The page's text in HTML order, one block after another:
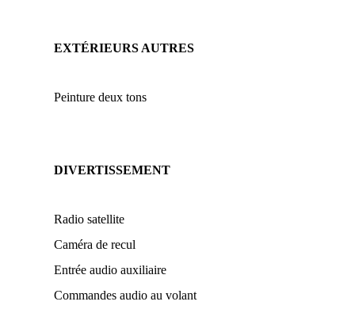
EXTÉRIEURS AUTRES
Peinture deux tons
DIVERTISSEMENT
Radio satellite
Caméra de recul
Entrée audio auxiliaire
Commandes audio au volant